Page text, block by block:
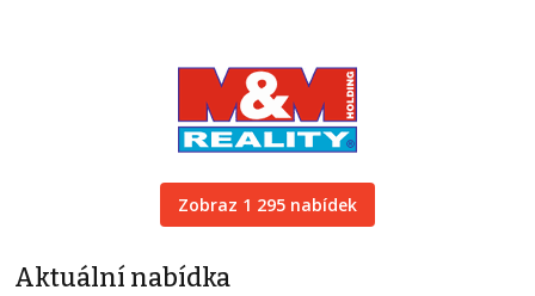
Zobraz 1 295 nabídek
Aktuální nabídka